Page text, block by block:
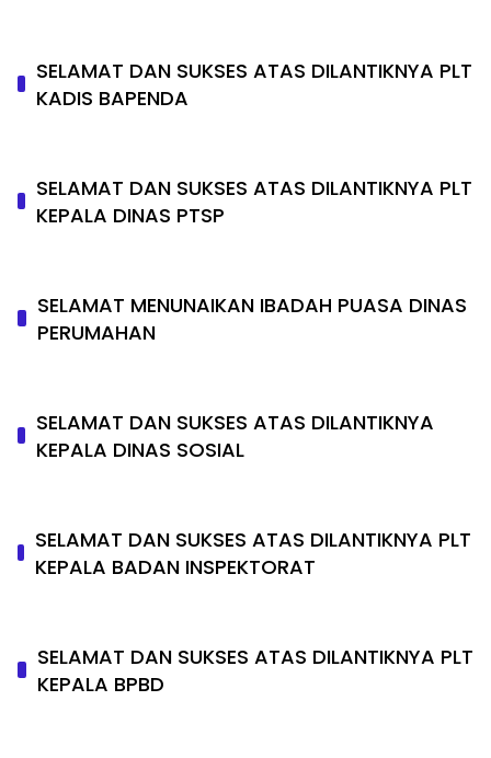
SELAMAT DAN SUKSES ATAS DILANTIKNYA PLT
KADIS BAPENDA
SELAMAT DAN SUKSES ATAS DILANTIKNYA PLT
KEPALA DINAS PTSP
SELAMAT MENUNAIKAN IBADAH PUASA DINAS
PERUMAHAN
SELAMAT DAN SUKSES ATAS DILANTIKNYA
KEPALA DINAS SOSIAL
SELAMAT DAN SUKSES ATAS DILANTIKNYA PLT
KEPALA BADAN INSPEKTORAT
SELAMAT DAN SUKSES ATAS DILANTIKNYA PLT
KEPALA BPBD